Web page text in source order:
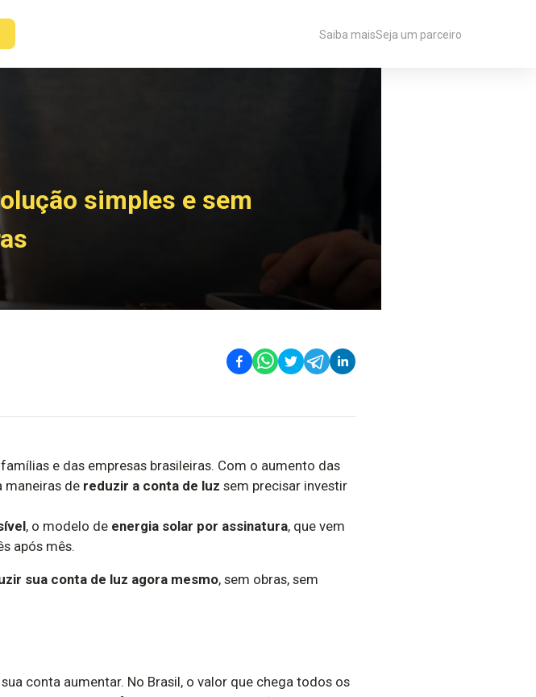
Saiba maisSeja um parceiro
simples e sem
e das empresas brasileiras. Com o aumento das
maneiras de reduzir a conta de luz sem precisar investir
, o modelo de energia solar por assinatura, que vem
após mês.
sua conta de luz agora mesmo, sem obras, sem
conta aumentar. No Brasil, o valor que chega todos os